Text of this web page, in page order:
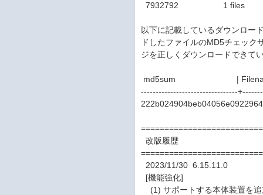
7932792 1 files
以下に記載しているダウンロー
ドしたファイルのMD5チェック
ジを正しくダウンロードできて
md5sum |
---------------------------------
改版履歴
2023/11/30 6.15.11.0
[機能強化]
(1) サポートする本体装置を追